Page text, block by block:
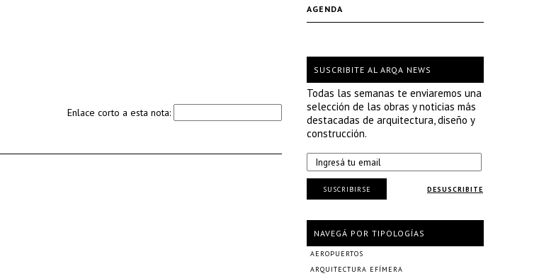
Enlace corto a esta nota:
AGENDA
SUSCRIBITE AL ARQA NEWS
Todas las semanas te enviaremos una
selección de las obras y noticias más
destacadas de arquitectura, diseño y
construcción.
DESUSCRIBITE
SUSCRIBIRSE
NAVEGÁ POR TIPOLOGÍAS
AEROPUERTOS
ARQUITECTURA EFÍMERA